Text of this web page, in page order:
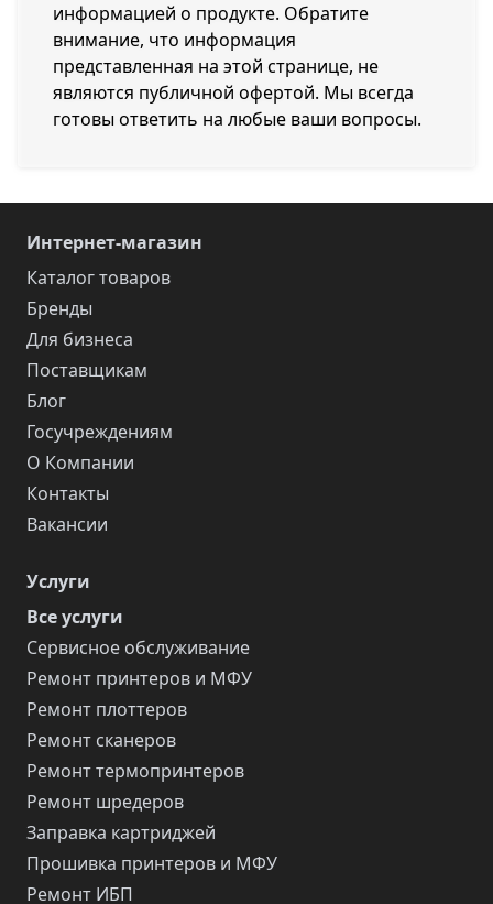
информацией о продукте. Обратите
внимание, что информация
представленная на этой странице, не
являются публичной офертой. Мы всегда
готовы ответить на любые ваши вопросы.
Интернет-магазин
Каталог товаров
Бренды
Для бизнеса
Поставщикам
Блог
Госучреждениям
О Компании
Контакты
Вакансии
Услуги
Все услуги
Сервисное обслуживание
Ремонт принтеров и МФУ
Ремонт плоттеров
Ремонт сканеров
Ремонт термопринтеров
Ремонт шредеров
Заправка картриджей
Прошивка принтеров и МФУ
Ремонт ИБП